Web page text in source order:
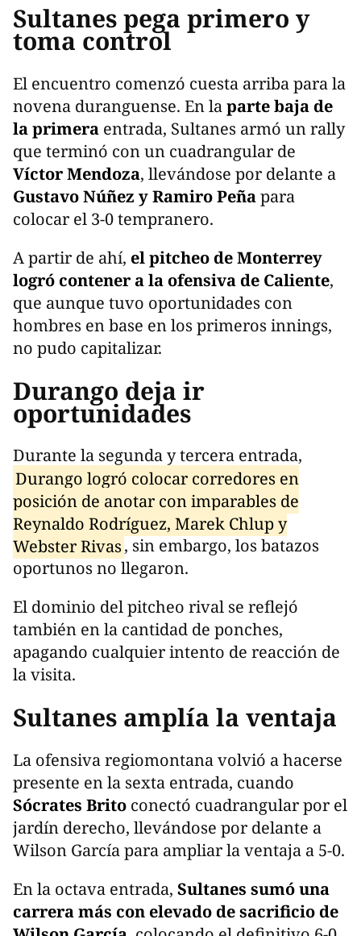
Sultanes pega primero y
toma control
El encuentro comenzó cuesta arriba para la
novena duranguense. En laparte baja de
la primera entrada, Sultanes armó un rally
que terminó con un cuadrangular de
Víctor Mendoza, llevándose por delante a
Gustavo Núñez y Ramiro Peñapara
colocar el 3-0 tempranero.
A partir de ahí, el pitcheo de Monterrey
logró contener a la ofensiva de Caliente,
que aunque tuvo oportunidades con
hombres en base en los primeros innings,
no pudo capitalizar.
Durango deja ir
oportunidades
Durante la segunda y tercera entrada,
Durango logró colocar corredores en
posición de anotar con imparables de
Reynaldo Rodríguez, Marek Chlup y
Webster Rivas, sin embargo, los batazos
oportunos no llegaron.
El dominio del pitcheo rival se reflejó
también en la cantidad de ponches,
apagando cualquier intento de reacción de
la visita.
Sultanes amplía la ventaja
La ofensiva regiomontana volvió a hacerse
presente en la sexta entrada, cuando
Sócrates Brito conectó cuadrangular por el
jardín derecho, llevándose por delante a
Wilson García para ampliar la ventaja a 5-0.
En la octava entrada, Sultanes sumó una
carrera más con elevado de sacrificio de